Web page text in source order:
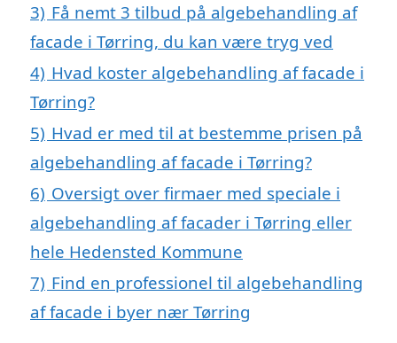
3) Få nemt 3 tilbud på algebehandling af
facade i Tørring, du kan være tryg ved
4) Hvad koster algebehandling af facade i
Tørring?
5) Hvad er med til at bestemme prisen på
algebehandling af facade i Tørring?
6) Oversigt over firmaer med speciale i
algebehandling af facader i Tørring eller
hele Hedensted Kommune
7) Find en professionel til algebehandling
af facade i byer nær Tørring